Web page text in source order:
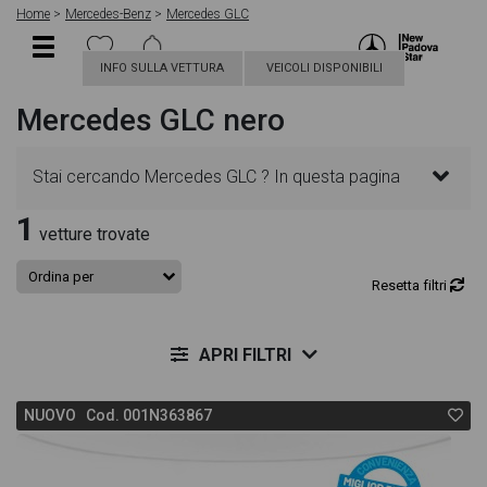
Home Mercedes-Benz Mercedes GLC
INFO SULLA VETTURA VEICOLI DISPONIBILI
Mercedes GLC nero
Stai cercando Mercedes GLC ? In questa pagina
troverai le migliori offerte per acquistare un veicolo
Mercedes nuovo. Le schede veicolo sono
1 vetture trovate
Resetta filtri
APRI FILTRI
NUOVO Cod. 001N363867